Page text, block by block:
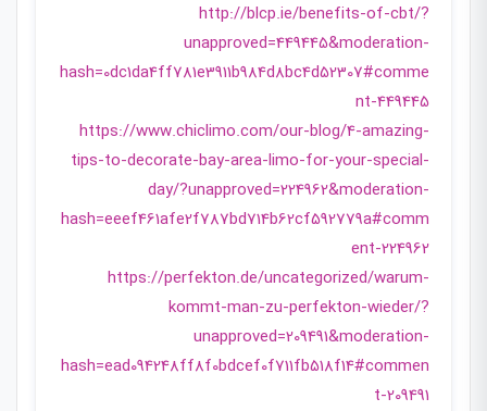
http://blcp.ie/benefits-of-cbt/?
unapproved=449445&moderation-
hash=0dc1da4ff781e3911b984d8bc4d52307#comme
nt-449445
https://www.chiclimo.com/our-blog/4-amazing-
tips-to-decorate-bay-area-limo-for-your-special-
day/?unapproved=224962&moderation-
hash=eeef461afe2f787bd714b62cf592779a#comm
ent-224962
https://perfekton.de/uncategorized/warum-
kommt-man-zu-perfekton-wieder/?
unapproved=209491&moderation-
hash=ead094248ff8f0bdcef0f711fb518f14#commen
t-209491